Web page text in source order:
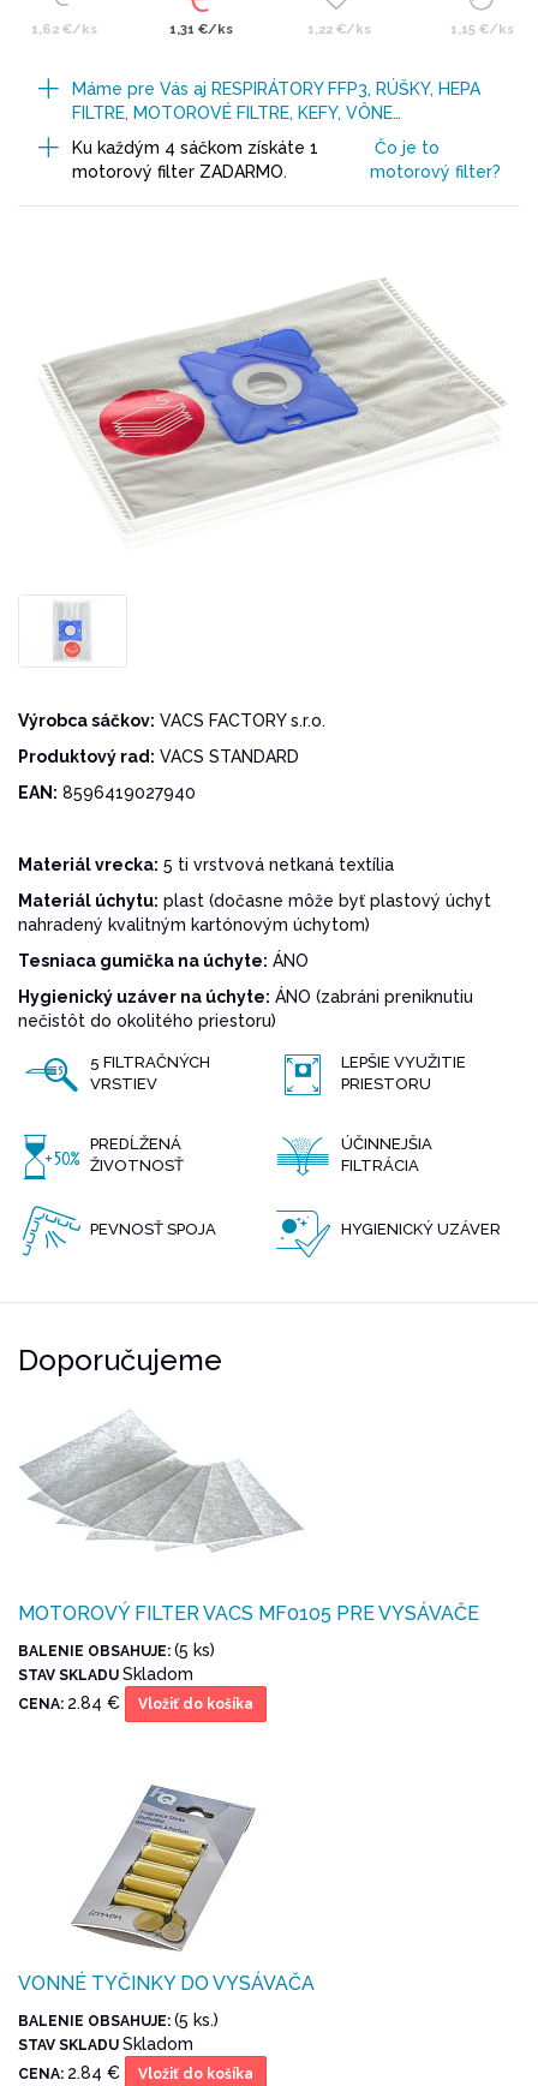
1,62 €/ks 1,31 €/ks 1,22 €/ks 1,15 €/ks
Máme pre Vás aj RESPIRÁTORY FFP3, RÚŠKY, HEPA
FILTRE, MOTOROVÉ FILTRE, KEFY, VÔNE…
Ku každým 4 sáčkom získáte 1
motorový filter ZADARMO.
Čo je to
motorový filter?
Výrobca sáčkov: VACS FACTORY s.r.o.
Produktový rad: VACS STANDARD
EAN: 8596419027940
Materiál vrecka: 5 ti vrstvová netkaná textília
Materiál úchytu: plast (dočasne môže byť plastový úchyt
nahradený kvalitným kartónovým úchytom)
Tesniaca gumička na úchyte: ÁNO
Hygienický uzáver na úchyte: ÁNO (zabráni preniknutiu
nečistôt do okolitého priestoru)
5 FILTRAČNÝCH
VRSTIEV
LEPŠIE VYUŽITIE
PRIESTORU
PREDĹŽENÁ
ŽIVOTNOSŤ
ÚČINNEJŠIA
FILTRÁCIA
PEVNOSŤ SPOJA HYGIENICKÝ UZÁVER
Doporučujeme
MOTOROVÝ FILTER VACS MF0105 PRE VYSÁVAČE
BALENIE OBSAHUJE: (5 ks)
STAV SKLADU Skladom
CENA: 2.84 € Vložiť do košíka
VONNÉ TYČINKY DO VYSÁVAČA
BALENIE OBSAHUJE: (5 ks.)
STAV SKLADU Skladom
CENA: 2.84 € Vložiť do košíka